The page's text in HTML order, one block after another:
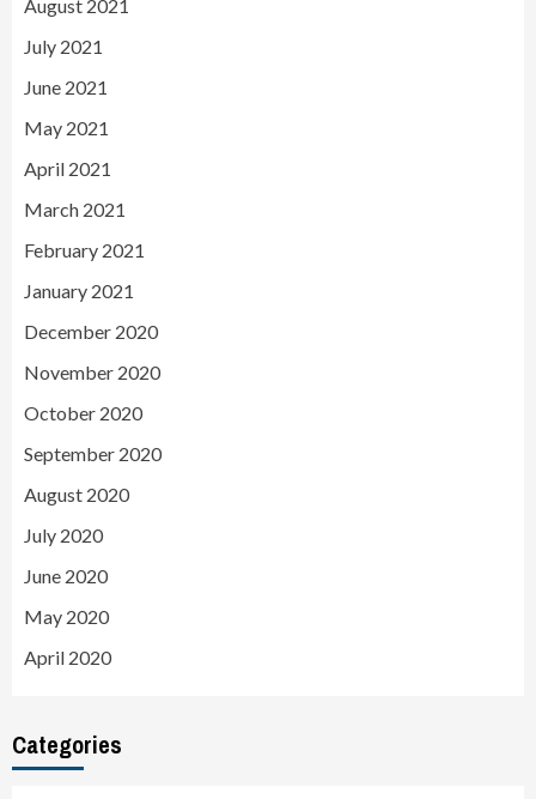
August 2021
July 2021
June 2021
May 2021
April 2021
March 2021
February 2021
January 2021
December 2020
November 2020
October 2020
September 2020
August 2020
July 2020
June 2020
May 2020
April 2020
Categories